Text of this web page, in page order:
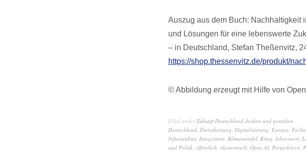
Auszug aus dem Buch: Nachhaltigkeit
und Lösungen für eine lebenswerte
– in Deutschland, Stefan Theßenvitz,
https://shop.thessenvitz.de/produkt/
© Abbildung erzeugt mit Hilfe von
Filed underZukunft Deutschland denken und gestalten
Deutschland, Dienstleistung, Digitalisierung, Europa,
Infrastruktur, Integration, Klimawandel, Krieg, lebenswert,
und Politik, öffentlich, ökonomisch, Open AI, Perspektiven,